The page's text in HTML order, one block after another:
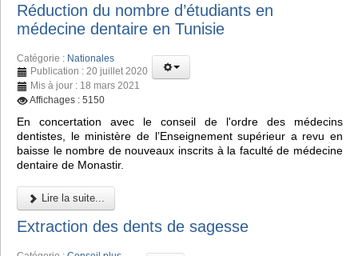
Réduction du nombre d’étudiants en
médecine dentaire en Tunisie
Catégorie : Nationales
Publication : 20 juillet 2020
Mis à jour : 18 mars 2021
Affichages : 5150
En concertation avec le conseil de l'ordre des médecins
dentistes, le ministère de l’Enseignement supérieur a revu en
baisse le nombre de nouveaux inscrits à la faculté de médecine
dentaire de Monastir.
Lire la suite...
Extraction des dents de sagesse